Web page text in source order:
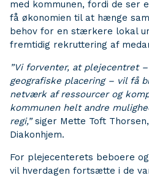
med kommunen, fordi de ser
få økonomien til at hænge
behov for en stærkere lokal
fremtidig rekruttering af
”Vi forventer, at plejecentret
geografiske placering – vil få
netværk af ressourcer og
kommunen helt andre
regi,”siger Mette Toft
Diakonhjem.
For plejecenterets beboere
vil hverdagen fortsætte i de